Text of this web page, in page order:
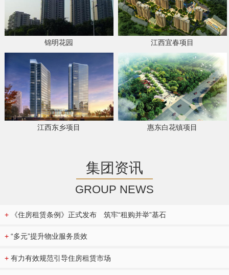
锦明花园 江西宜春项目
江西东乡项目 惠东白花镇项目
集团资讯
GROUP NEWS
+ 《住房租赁条例》正式发布 筑牢“租购并举”基石
+ “多元”提升物业服务质效
+ 有力有效规范引导住房租赁市场